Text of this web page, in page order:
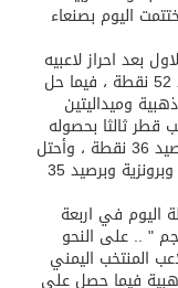
“سبيس إكس” تطلق 24 قمرًا صناعيًا جديدًا إلى الفضاء
اليوم بصنعاء
بعد احراز لاعبيه
على 3 ميداليات ذهبية وفضية وبرنزية برصيد 52 نقطة ، فيما حل
وميداليتين
وجاء منتخب قطر ثالثا بحصوله
على ميدالية ذهبية وفضيتين وبروزنيتين وبرصيد 36 نقطة ، وأحتل
المنتخب اليمني المركز الرابع باحرازه ذهبيتين وبرونزية وبرصيد 35
اليوم في اربعة
وهي " 58 ، 67 ، 78 ،78 ، فوق 84 كجم " .. على النحو
67 كجم حقق لاعب المنتخب اليمني
فيما حصل على